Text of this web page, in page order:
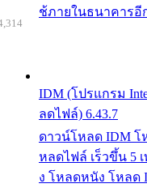
ช้ภายในธนาคารอี
IDM (โปรแกรม
ลดไฟล์) 6.43.7
ดาวน์โหลด IDM โห
หลดไฟล์ เร็วขึ้น 5
ง โหลดหนัง โหลด